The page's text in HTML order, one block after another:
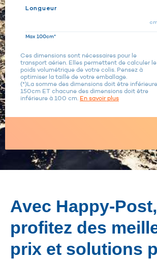
Longueur
Max 100cm*
Ces dimensions sont nécessaires pour le
transport aérien. Elles permettent de calculer le
poids volumétrique de votre colis. Pensez à
optimiser la taille de votre emballage.
(*)La somme des dimensions doit être
150cm ET chacune des dimensions doit être
inférieure à 100 cm. En savoir plus
Avec Happy-Post,
profitez des
prix et solutions